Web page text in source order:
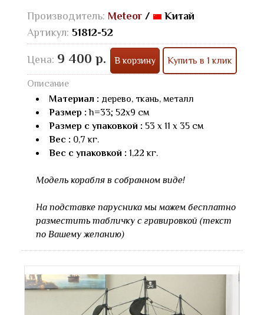
Производитель: Meteor /
Китай
Артикул: 51812-52
Цена: 9 400 р. В корзину Купить в 1 клик
Описание
Материал : дерево, ткань, металл
Размер :h=33; 52х9 см
Размер с упаковкой : 53 х 11 х 35 см
Вес : 0,7 кг.
Вес с упаковкой : 1,22 кг.
Модель корабля в собранном виде!
На подставке парусника мы можем бесплатно
разместить табличку с гравировкой (текст
по Вашему желанию)